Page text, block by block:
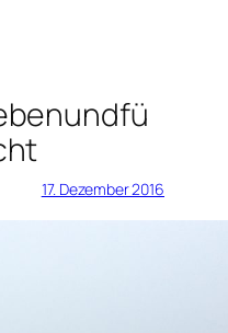
17. Dezember 2016